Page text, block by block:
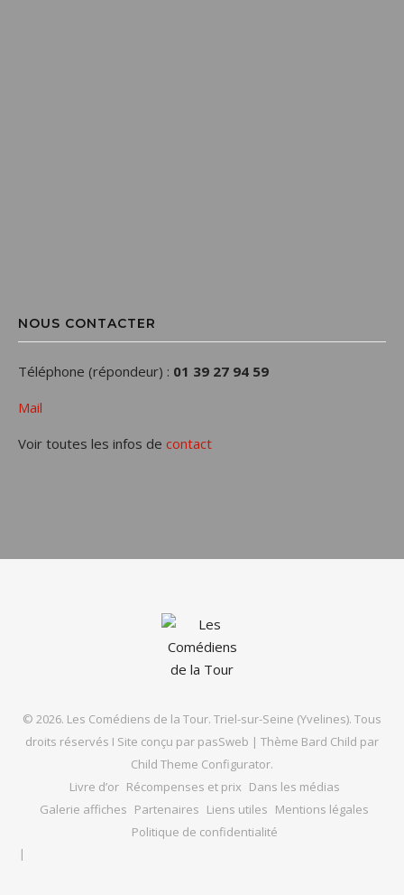
NOUS CONTACTER
Téléphone (répondeur) : 01 39 27 94 59
Mail
Voir toutes les infos de contact
© 2026. Les Comédiens de la Tour. Triel-sur-Seine (Yvelines). Tous
droits réservés I Site conçu par pasSweb | Thème Bard Child par
Child Theme Configurator.
Livre d’or Récompenses et prix Dans les médias
Galerie affiches Partenaires Liens utiles Mentions légales
Politique de confidentialité